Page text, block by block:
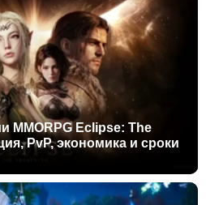
MMORPG Eclipse: The
PvP, экономика и сроки